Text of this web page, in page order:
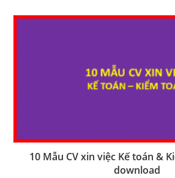
10 Mẫu CV xin việc Kế toán &
download